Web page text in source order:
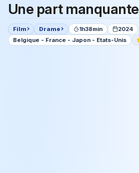
Une part manquante
Film Drame 1h38min
2024
Belgique - France - Japon - Etats-Unis